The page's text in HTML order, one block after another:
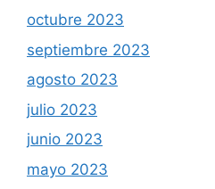
octubre 2023
septiembre 2023
agosto 2023
julio 2023
junio 2023
mayo 2023